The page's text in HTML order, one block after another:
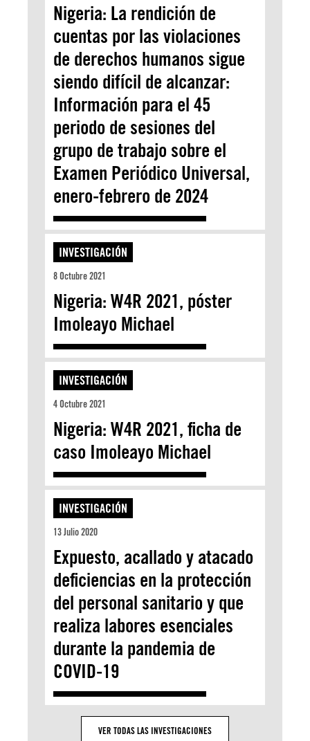
Nigeria: La rendición de
cuentas por las violaciones
de derechos humanos sigue
siendo difícil de alcanzar:
Información para el 45
periodo de sesiones del
grupo de trabajo sobre el
Examen Periódico Universal,
enero-febrero de 2024
INVESTIGACIÓN
8 Octubre 2021
Nigeria: W4R 2021, póster
Imoleayo Michael
INVESTIGACIÓN
4 Octubre 2021
Nigeria: W4R 2021, ficha de
caso Imoleayo Michael
INVESTIGACIÓN
13 Julio 2020
Expuesto, acallado y atacado
deficiencias en la protección
del personal sanitario y que
realiza labores esenciales
durante la pandemia de
COVID-19
VER TODAS LAS INVESTIGACIONES